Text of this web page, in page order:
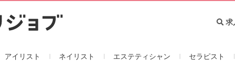
求
アイリスト ネイリスト エステティシャン セラピスト